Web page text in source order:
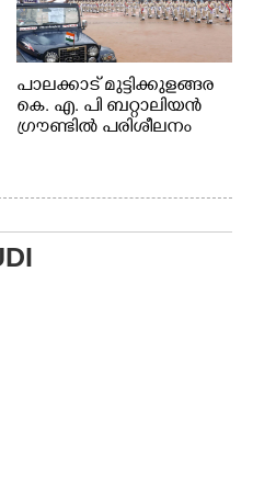
പാലക്കാട് മുട്ടിക്കുളങ്ങര
കെ. എ. പി ബറ്റാലിയൻ
ഗ്രൗണ്ടിൽ പരിശീലനം